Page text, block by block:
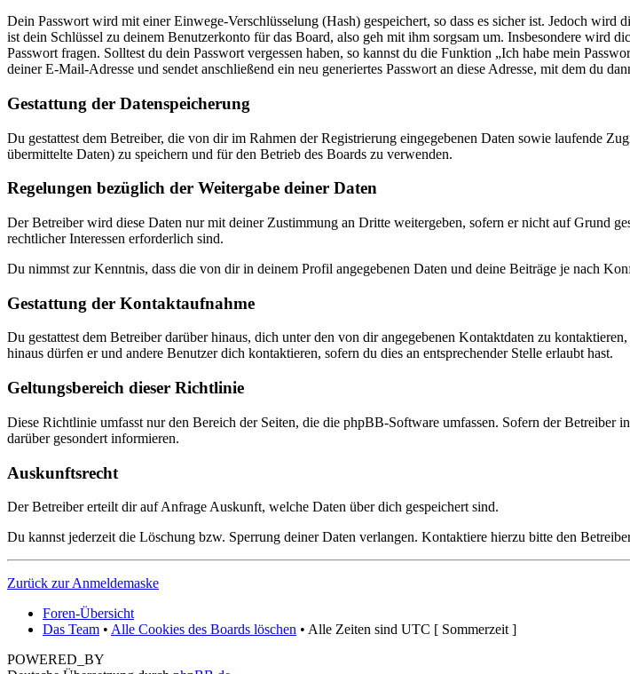
Dein Passwort wird mit einer Einwege-Verschlüsselung (Hash) gespeichert, so dass es sicher ist. Jedoch
ist dein Schlüssel zu deinem Benutzerkonto für das Board, also geh mit ihm sorgsam um. Insbesondere wird
Passwort fragen. Solltest du dein Passwort vergessen haben, so kannst du die Funktion „Ich habe mein
deiner E-Mail-Adresse und sendet anschließend ein neu generiertes Passwort an diese Adresse, mit dem du
Gestattung der Datenspeicherung
Du gestattest dem Betreiber, die von dir im Rahmen der Registrierung eingegebenen Daten sowie laufende
übermittelte Daten) zu speichern und für den Betrieb des Boards zu verwenden.
Regelungen bezüglich der Weitergabe deiner Daten
Der Betreiber wird diese Daten nur mit deiner Zustimmung an Dritte weitergeben, sofern er nicht auf Grund
rechtlicher Interessen erforderlich sind.
Du nimmst zur Kenntnis, dass die von dir in deinem Profil angegebenen Daten und deine Beiträge je nach
Gestattung der Kontaktaufnahme
Du gestattest dem Betreiber darüber hinaus, dich unter den von dir angegebenen Kontaktdaten zu
hinaus dürfen er und andere Benutzer dich kontaktieren, sofern du dies an entsprechender Stelle erlaubt hast.
Geltungsbereich dieser Richtlinie
Diese Richtlinie umfasst nur den Bereich der Seiten, die die phpBB-Software umfassen. Sofern der Betreiber
darüber gesondert informieren.
Auskunftsrecht
Der Betreiber erteilt dir auf Anfrage Auskunft, welche Daten über dich gespeichert sind.
Du kannst jederzeit die Löschung bzw. Sperrung deiner Daten verlangen. Kontaktiere hierzu bitte den
Zurück zur Anmeldemaske
Foren-Übersicht
Das Team • Alle Cookies des Boards löschen • Alle Zeiten sind UTC [ Sommerzeit ]
POWERED_BY